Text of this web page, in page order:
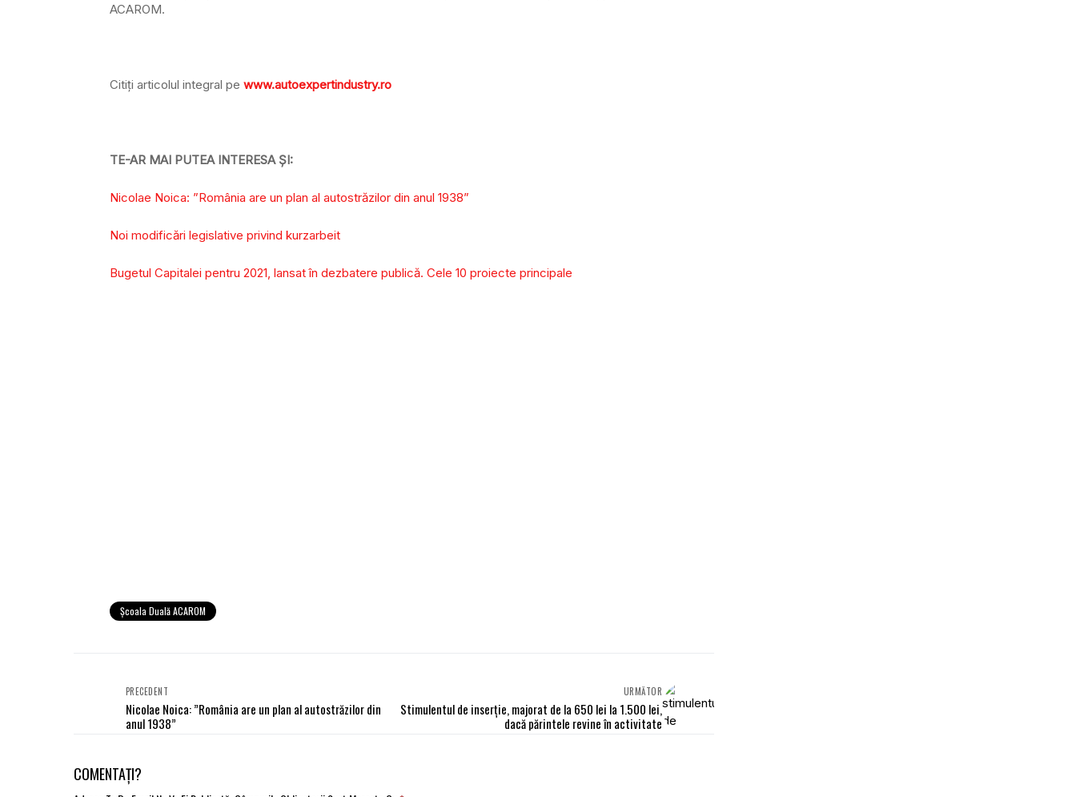
ACAROM.
Citiți articolul integral pe www.autoexpertindustry.ro
TE-AR MAI PUTEA INTERESA ȘI:
Nicolae Noica: ”România are un plan al autostrăzilor din anul 1938”
Noi modificări legislative privind kurzarbeit
Bugetul Capitalei pentru 2021, lansat în dezbatere publică. Cele 10 proiecte principale
Școala Duală ACAROM
PRECEDENT
Nicolae Noica: ”România are un plan al autostrăzilor din
anul 1938”
URMĂTOR
Stimulentul de inserție, majorat de la 650 lei la 1.500 lei,
dacă părintele revine în activitate
COMENTAȚI?